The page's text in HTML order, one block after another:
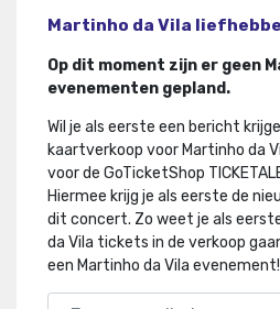
Martinho da Vila
Op dit moment zijn er geen
evenementen gepland.
Wil je als eerste een bericht
kaartverkoop voor Martinho da
voor de GoTicketShop
Hiermee krijg je als eerste de
dit concert. Zo weet je als
da Vila tickets in de verkoop
een Martinho da Vila evenement!